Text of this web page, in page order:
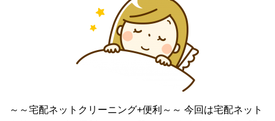
～～宅配ネットクリーニング+便利～～ 今回は宅配ネット